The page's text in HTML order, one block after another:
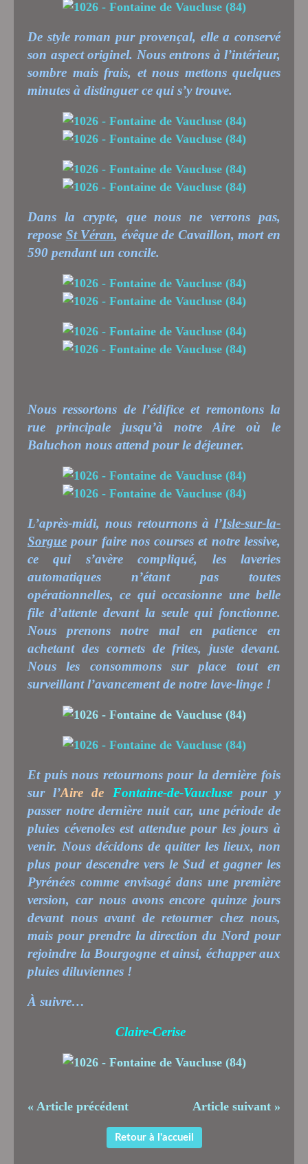
De style roman pur provençal, elle a conservé
son aspect originel. Nous entrons à l’intérieur,
sombre mais frais, et nous mettons quelques
minutes à distinguer ce qui s’y trouve.
Dans la crypte, que nous ne verrons pas,
repose St Véran, évêque de Cavaillon, mort en
590 pendant un concile.
Nous ressortons de l’édifice et remontons la
rue principale jusqu’à notre Aire où le
Baluchon nous attend pour le déjeuner.
L’après-midi, nous retournons à l’Isle-sur-la-
Sorgue pour faire nos courses et notre lessive,
ce qui s’avère compliqué, les laveries
automatiques n’étant pas toutes
opérationnelles, ce qui occasionne une belle
file d’attente devant la seule qui fonctionne.
Nous prenons notre mal en patience en
achetant des cornets de frites, juste devant.
Nous les consommons sur place tout en
surveillant l’avancement de notre lave-linge !
Et puis nous retournons pour la dernière fois
sur l’Aire de Fontaine-de-Vauclusepour y
passer notre dernière nuit car, une période de
pluies cévenoles est attendue pour les jours à
venir. Nous décidons de quitter les lieux, non
plus pour descendre vers le Sud et gagner les
Pyrénées comme envisagé dans une première
version, car nous avons encore quinze jours
devant nous avant de retourner chez nous,
mais pour prendre la direction du Nord pour
rejoindre la Bourgogne et ainsi, échapper aux
pluies diluviennes !
À suivre…
Claire-Cerise
« Article précédent Article suivant »
Retour à l'accueil